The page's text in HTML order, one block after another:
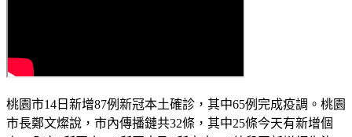
桃園市14日新增87例新冠本土確診，其中65例完成疫調。桃園